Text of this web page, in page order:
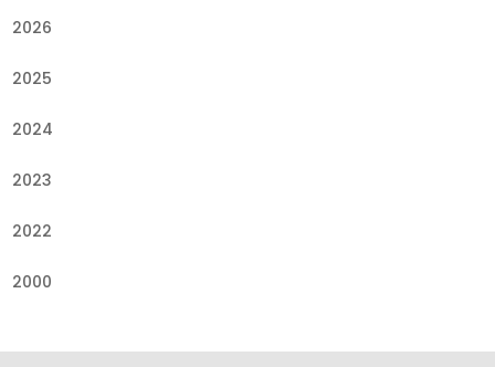
2026
2025
2024
2023
2022
2000